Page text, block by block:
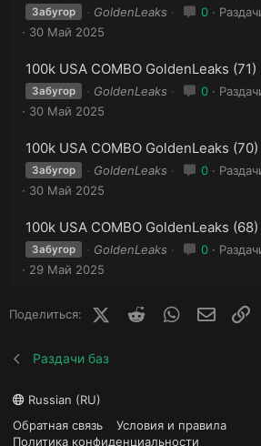
Забугор GoldenLeaks 0
30 Май 2025
100k USA COMBO GoldenLeaks (71)
Забугор GoldenLeaks 0
30 Май 2025
100k USA COMBO GoldenLeaks (70)
Забугор GoldenLeaks 0
30 Май 2025
100k USA COMBO GoldenLeaks (68)
Забугор GoldenLeaks 0
29 Май 2025
Поделиться: X (Twitter)Reddit WhatsApp
E-mail
Раздачи баз
Russian (RU)
Обратная связь
Условия и правила
Политика конфиденциальности